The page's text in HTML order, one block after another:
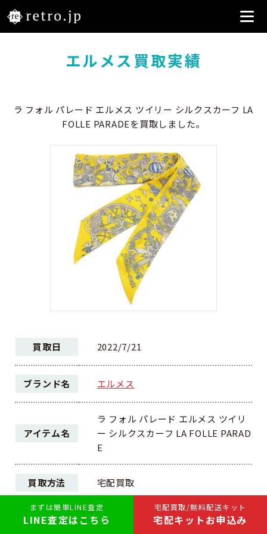
宅配買取/無料配送キット
宅配キットお申込み
まずは簡単LINE査定
LINE査定はこちら
エルメス買取実績
ラ フォル パレード エルメス ツイリー シルクスカーフ LA
FOLLE PARADEを買取しました。
買取日 2022/7/21
ブランド名 エルメス
アイテム名
ラ フォル パレード エルメス ツイリ
ー シルクスカーフ LA FOLLE PARAD
E
買取方法 宅配買取
ランク A